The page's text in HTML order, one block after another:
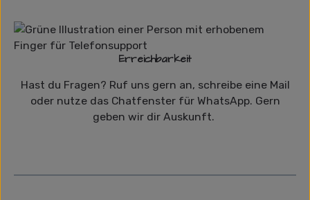
Erreichbarkeit
Hast du Fragen? Ruf uns gern an, schreibe eine Mail
oder nutze das Chatfenster für WhatsApp. Gern
geben wir dir Auskunft.